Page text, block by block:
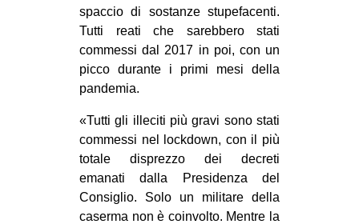
spaccio di sostanze stupefacenti.
Tutti reati che sarebbero stati
commessi dal 2017 in poi, con un
picco durante i primi mesi della
pandemia.
«Tutti gli illeciti più gravi sono stati
commessi nel lockdown, con il più
totale disprezzo dei decreti
emanati dalla Presidenza del
Consiglio. Solo un militare della
caserma non è coinvolto. Mentre la